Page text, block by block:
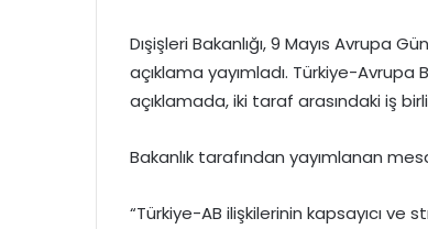
Dışişleri Bakanlığı, 9 Mayıs Avrupa
açıklama yayımladı. Türkiye-
açıklamada, iki taraf arasındaki iş
Bakanlık tarafından yayımlanan
“Türkiye-AB ilişkilerinin kapsayıcı